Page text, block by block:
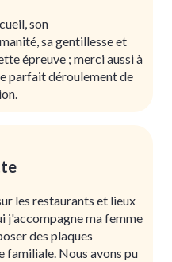
son
sa gentillesse et
épreuve ; merci aussi à
parfait déroulement de
les restaurants et lieux
j'accompagne ma femme
des plaques
familiale. Nous avons pu